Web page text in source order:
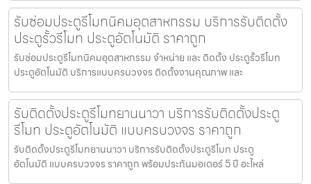
รับซ่อมประตูรีโมทนิคมอุตสาหกรรม บริการรับติดตั้ง
ประตูรั้วรีโมท ประตูอัตโนมัติ ราคาถูก
รับซ่อมประตูรีโมทนิคมอุตสาหกรรม จำหน่าย และ ติดตั้ง ประตูรั้วรีโมท
ประตูอัตโนมัติ บริการแบบครบวงจร ติดตั้งงานคุณภาพ และ
รับติดตั้งประตูรีโมทยานนาวา บริการรับติดตั้งประตู
รีโมท ประตูอัตโนมัติ แบบครบวงจร ราคาถูก
รับติดตั้งประตูรีโมทยานนาวา บริการรับติดตั้งประตูรีโมท ประตู
อัตโนมัติ แบบครบวงจร ราคาถูก พร้อมประกันมอเตอร์ 5 ปี อะไหล่